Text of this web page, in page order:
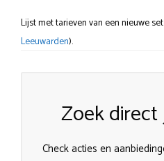
Lijst met tarieven van een nieuwe
Leeuwarden).
Zoek
Check acties en